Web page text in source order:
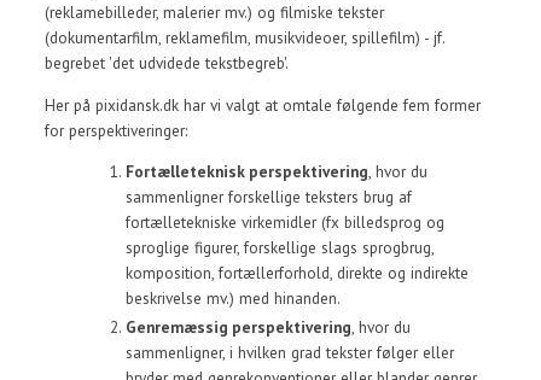
(reklamebilleder, malerier mv.) og filmiske tekster
(dokumentarfilm, reklamefilm, musikvideoer, spillefilm) - jf.
begrebet 'det udvidede tekstbegreb'.
Her på pixidansk.dk har vi valgt at omtale følgende fem former
for perspektiveringer:
Fortælleteknisk perspektivering, hvor du
sammenligner forskellige teksters brug af
fortælletekniske virkemidler (fx billedsprog og
sproglige figurer, forskellige slags sprogbrug,
komposition, fortællerforhold, direkte og indirekte
beskrivelse mv.) med hinanden.
Genremæssig perspektivering, hvor du
sammenligner, i hvilken grad tekster følger eller